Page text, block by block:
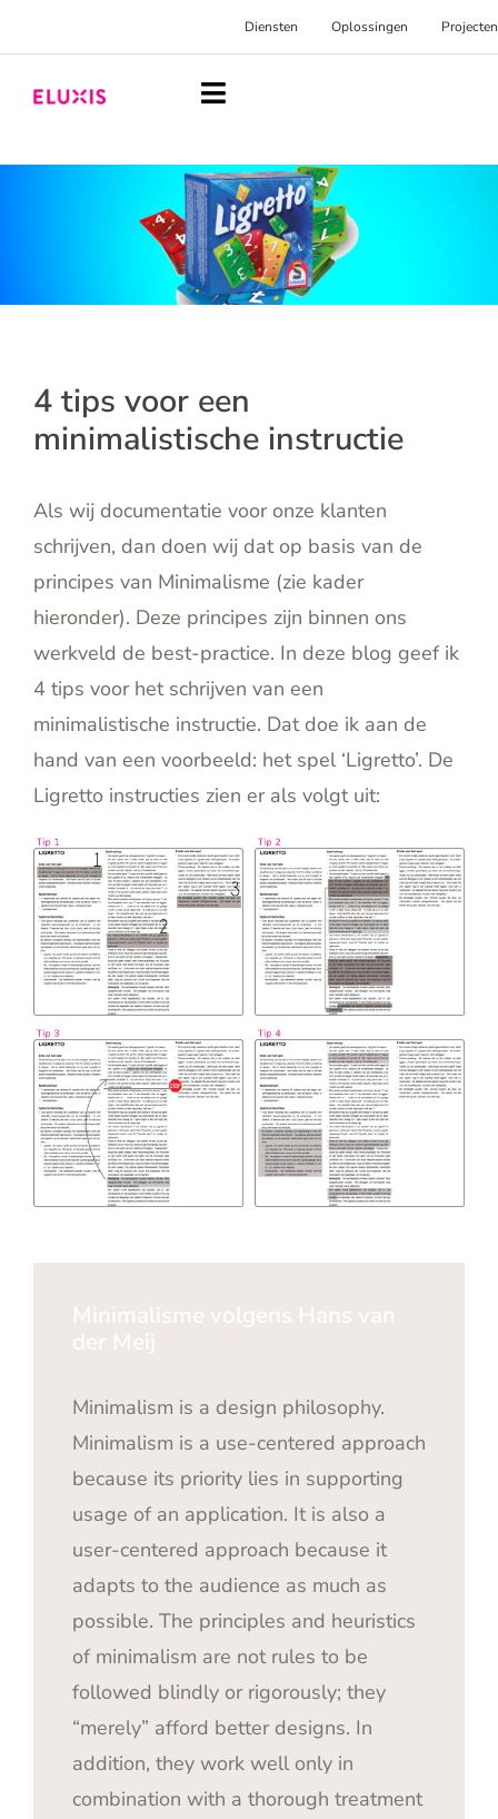
naar
inhoud
Diensten Oplossingen Projecten
Toggle
Homepage
Diensten
Oplossingen
Inspiratie
English
Contact
4 tips voor een
minimalistische instructie
Als wij documentatie voor onze klanten
schrijven, dan doen wij dat op basis van de
principes van Minimalisme (zie kader
hieronder). Deze principes zijn binnen ons
werkveld de best-practice. In deze blog geef ik
4 tips voor het schrijven van een
minimalistische instructie. Dat doe ik aan de
hand van een voorbeeld: het spel ‘Ligretto’. De
Ligretto instructies zien er als volgt uit:
Minimalism is a design philosophy.
Minimalism is a use-centered approach
because its priority lies in supporting
usage of an application. It is also a
user-centered approach because it
adapts to the audience as much as
possible. The principles and heuristics
of minimalism are not rules to be
followed blindly or rigorously; they
“merely” afford better designs. In
addition, they work well only in
combination with a thorough treatment